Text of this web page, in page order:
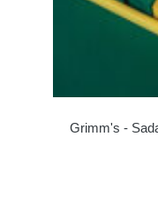
Grimm's -